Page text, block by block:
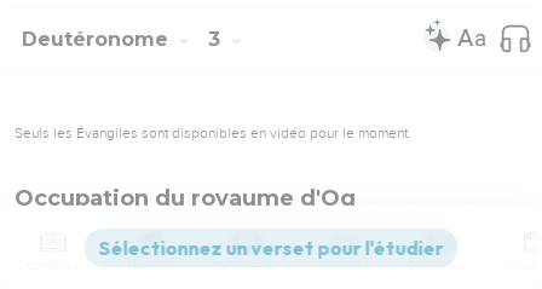
Deutéronome 3
Seuls les Évangiles sont disponibles en vidéo pour le moment.
Occupation du royaume d'Og
Nous nous sommes tournés pour monter par le chemin de
Basan. Og, roi de Basan, sortit à notre rencontre, lui et tout
Versions Commentaires Strong